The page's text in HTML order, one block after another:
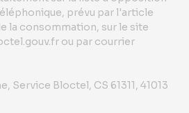
prévu par l'article
la consommation, sur le site
ou par courrier
Service Bloctel, CS 61311, 41013